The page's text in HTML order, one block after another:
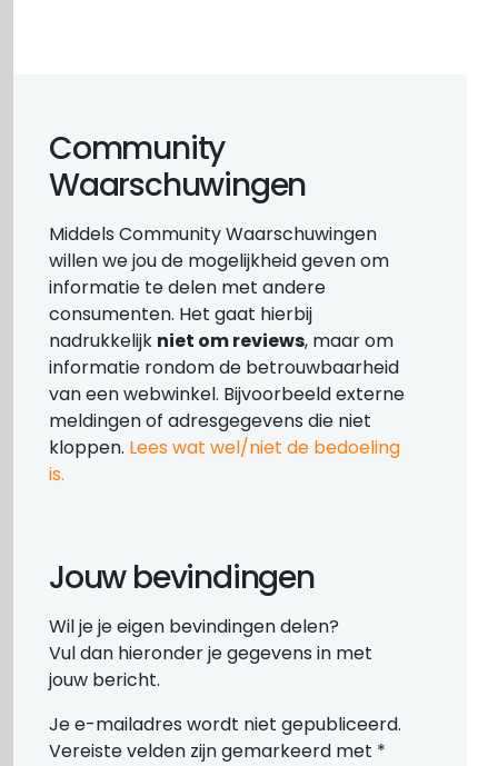
Community
Waarschuwingen
Middels Community Waarschuwingen
willen we jou de mogelijkheid geven om
informatie te delen met andere
consumenten. Het gaat hierbij
nadrukkelijk niet om reviews, maar om
informatie rondom de betrouwbaarheid
van een webwinkel. Bijvoorbeeld externe
meldingen of adresgegevens die niet
kloppen. Lees wat wel/niet de bedoeling
is.
Jouw bevindingen
Wil je je eigen bevindingen delen?
Vul dan hieronder je gegevens in met
jouw bericht.
Je e-mailadres wordt niet gepubliceerd.
Vereiste velden zijn gemarkeerd met *